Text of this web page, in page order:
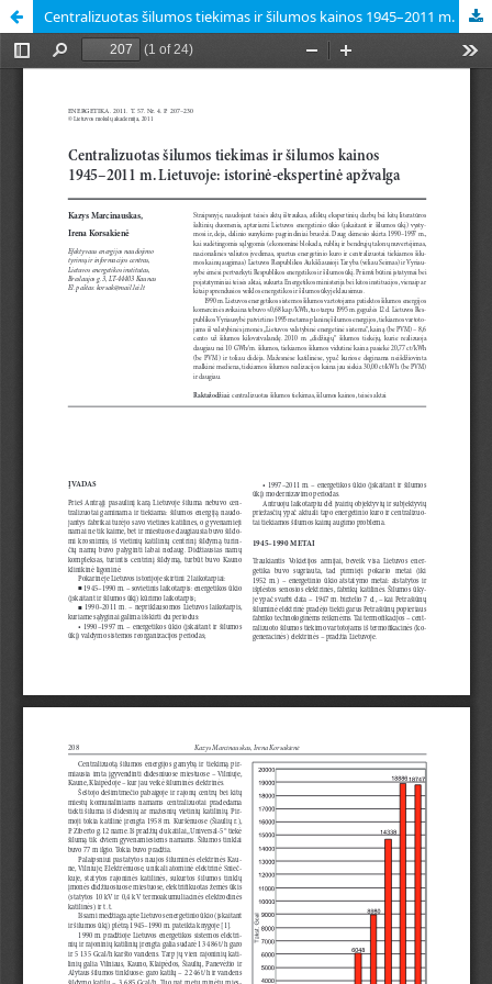
Centralizuotas šilumos tiekimas ir šilumos kainos 1945–2011 m. Lietuvoje: istorinė-ekspertinė apžvalga